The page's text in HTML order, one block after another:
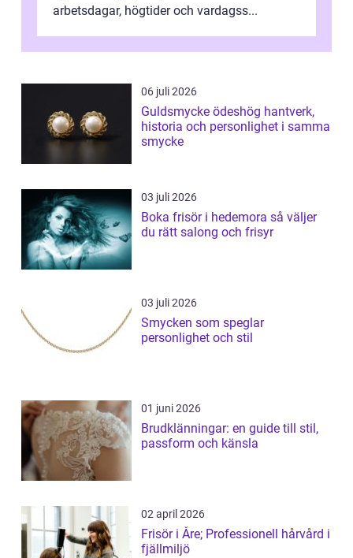
arbetsdagar, högtider och vardagss...
06 juli 2026
Guldsmycke ödeshög hantverk,
historia och personlighet i samma
smycke
03 juli 2026
Boka frisör i hedemora så väljer
du rätt salong och frisyr
03 juli 2026
Smycken som speglar
personlighet och stil
01 juni 2026
Brudklänningar: en guide till stil,
passform och känsla
02 april 2026
Frisör i Åre; Professionell hårvård i
fjällmiljö